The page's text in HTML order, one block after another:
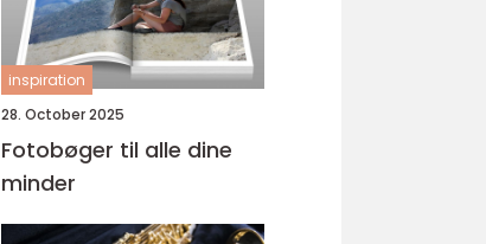
inspiration
28. October 2025
Fotobøger til alle dine
minder